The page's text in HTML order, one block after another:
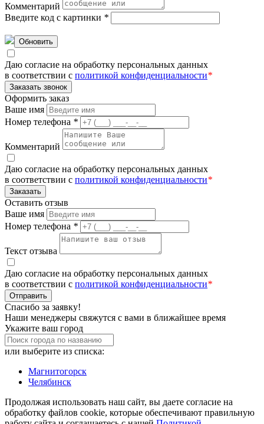
Комментарий
Введите код с картинки *
Обновить
Даю согласие на обработку персональных данных
в соответствии с политикой конфиденциальности*
Заказать звонок
Оформить заказ
Ваше имя
Номер телефона *
Комментарий
Даю согласие на обработку персональных данных
в соответствии с политикой конфиденциальности*
Заказать
Оставить отзыв
Ваше имя
Номер телефона *
Текст отзыва
Даю согласие на обработку персональных данных
в соответствии с политикой конфиденциальности*
Отправить
Спасибо за заявку!
Наши менеджеры свяжутся с вами в ближайшее время
Укажите ваш город
или выберите из списка:
Магнитогорск
Челябинск
Продолжая использовать наш сайт, вы даете согласие на
обработку файлов cookie, которые обеспечивают правильную